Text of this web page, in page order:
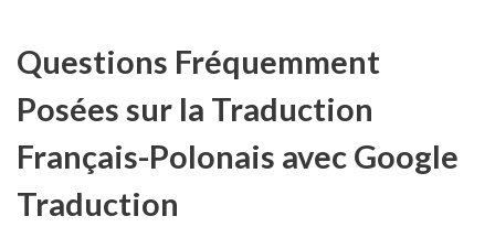
Questions Fréquemment
Posées sur la Traduction
Français-Polonais avec Google
Traduction